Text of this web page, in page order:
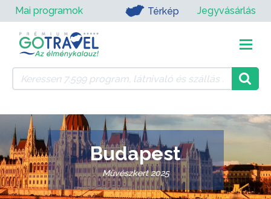
Mai programok Térkép Jegyvásárlás
Budapest
Művészkert 2025